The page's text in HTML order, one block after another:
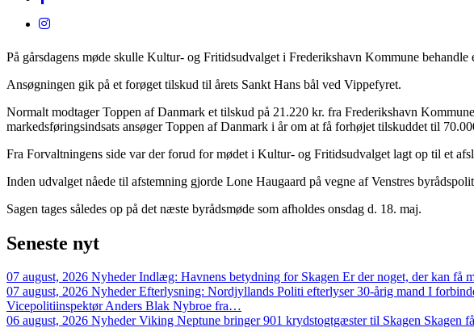
På gårsdagens møde skulle Kultur- og Fritidsudvalget i Frederikshavn Kommune
Ansøgningen gik på et forøget tilskud til årets Sankt Hans bål ved Vippefyret.
Normalt modtager Toppen af Danmark et tilskud på 21.220 kr. fra Frederikshavn
markedsføringsindsats ansøger Toppen af Danmark i år om at få forhøjet tilskuddet til
Fra Forvaltningens side var der forud for mødet i Kultur- og Fritidsudvalget lagt op til et
Inden udvalget nåede til afstemning gjorde Lone Haugaard på vegne af Venstres
Sagen tages således op på det næste byrådsmøde som afholdes onsdag d. 18. maj.
Seneste nyt
07 august, 2026 Nyheder Indlæg: Havnens betydning for Skagen Er der noget, der kan få
07 august, 2026 Nyheder Efterlysning: Nordjyllands Politi efterlyser 30-årig mand I
Vicepolitiinspektør Anders Blak Nybroe fra…
06 august, 2026 Nyheder Viking Neptune bringer 901 krydstogtgæster til Skagen Skagen